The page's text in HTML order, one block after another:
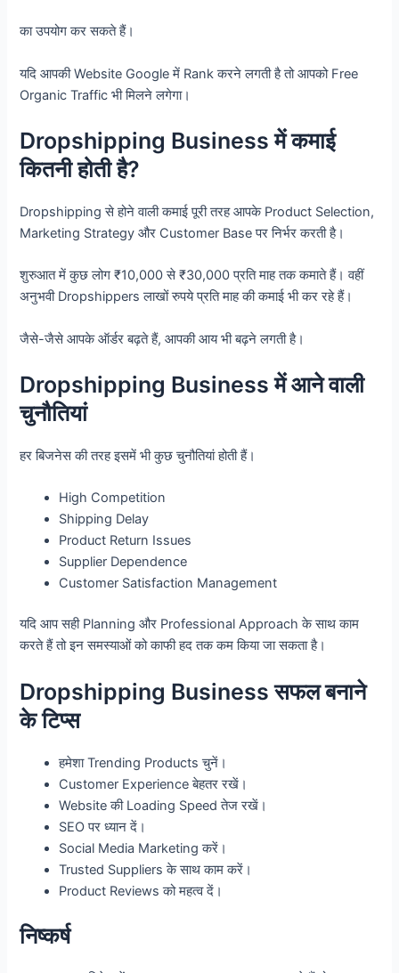
का उपयोग कर सकते हैं।
यदि आपकी Website Google में Rank करने लगती है तो आपको Free
Organic Traffic भी मिलने लगेगा।
Dropshipping Business में कमाई
कितनी होती है?
Dropshipping से होने वाली कमाई पूरी तरह आपके Product Selection,
Marketing Strategy और Customer Base पर निर्भर करती है।
शुरुआत में कुछ लोग ₹10,000 से ₹30,000 प्रति माह तक कमाते हैं। वहीं
अनुभवी Dropshippers लाखों रुपये प्रति माह की कमाई भी कर रहे हैं।
जैसे-जैसे आपके ऑर्डर बढ़ते हैं, आपकी आय भी बढ़ने लगती है।
Dropshipping Business में आने वाली
चुनौतियां
हर बिजनेस की तरह इसमें भी कुछ चुनौतियां होती हैं।
High Competition
Shipping Delay
Product Return Issues
Supplier Dependence
Customer Satisfaction Management
यदि आप सही Planning और Professional Approach के साथ काम
करते हैं तो इन समस्याओं को काफी हद तक कम किया जा सकता है।
Dropshipping Business सफल बनाने
के टिप्स
हमेशा Trending Products चुनें।
Customer Experience बेहतर रखें।
Website की Loading Speed तेज रखें।
SEO पर ध्यान दें।
Social Media Marketing करें।
Trusted Suppliers के साथ काम करें।
Product Reviews को महत्व दें।
निष्कर्ष